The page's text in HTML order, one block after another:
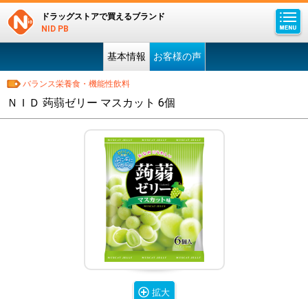
ドラッグストアで買えるブランド
NID PB
基本情報 お客様の声
バランス栄養食・機能性飲料
ＮＩＤ 蒟蒻ゼリー マスカット 6個
拡大